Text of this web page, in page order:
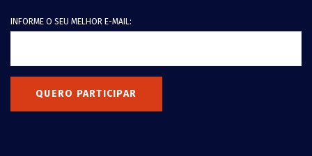
INFORME O SEU MELHOR E-MAIL:
QUERO PARTICIPAR